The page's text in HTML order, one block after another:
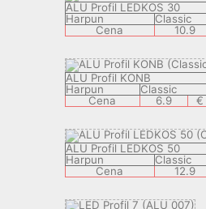
ALU Profil LEDKOS 30
Harpun
Classic
Cena
10.9
ALU Profil KONB
Harpun
Classic
Cena
6.9 €
ALU Profil LEDKOS 50
Harpun
Classic
Cena
12.9